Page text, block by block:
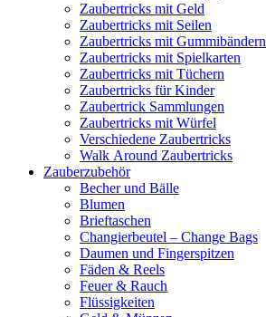
Zaubertricks mit Geld
Zaubertricks mit Seilen
Zaubertricks mit Gummibändern
Zaubertricks mit Spielkarten
Zaubertricks mit Tüchern
Zaubertricks für Kinder
Zaubertrick Sammlungen
Zaubertricks mit Würfel
Verschiedene Zaubertricks
Walk Around Zaubertricks
Zauberzubehör
Becher und Bälle
Blumen
Brieftaschen
Changierbeutel – Change Bags
Daumen und Fingerspitzen
Fäden & Reels
Feuer & Rauch
Flüssigkeiten